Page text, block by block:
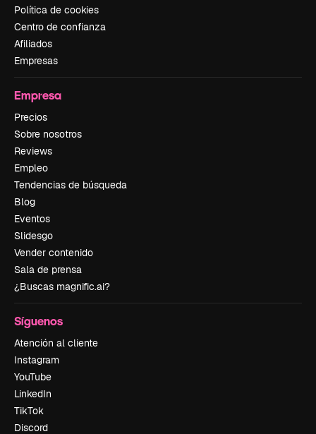
Política de cookies
Centro de confianza
Afiliados
Empresas
Empresa
Precios
Sobre nosotros
Reviews
Empleo
Tendencias de búsqueda
Blog
Eventos
Slidesgo
Vender contenido
Sala de prensa
¿Buscas magnific.ai?
Síguenos
Atención al cliente
Instagram
YouTube
LinkedIn
TikTok
Discord